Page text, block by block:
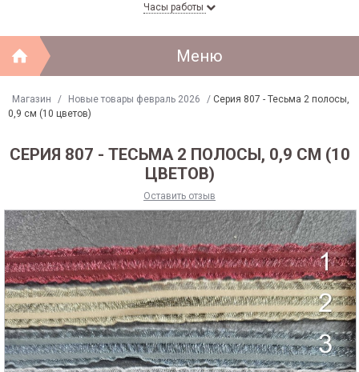
Часы работы
Меню
Магазин / Новые товары февраль 2026 / Серия 807 - Тесьма 2 полосы,
0,9 см (10 цветов)
СЕРИЯ 807 - ТЕСЬМА 2 ПОЛОСЫ, 0,9 СМ (10
ЦВЕТОВ)
Оставить отзыв